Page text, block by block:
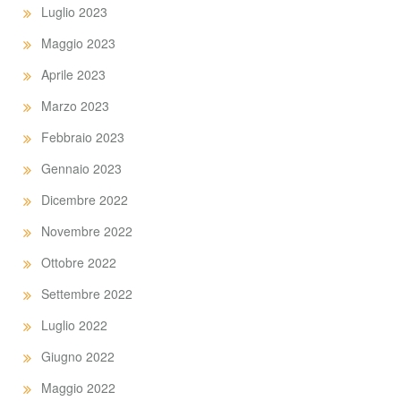
Luglio 2023
Maggio 2023
Aprile 2023
Marzo 2023
Febbraio 2023
Gennaio 2023
Dicembre 2022
Novembre 2022
Ottobre 2022
Settembre 2022
Luglio 2022
Giugno 2022
Maggio 2022